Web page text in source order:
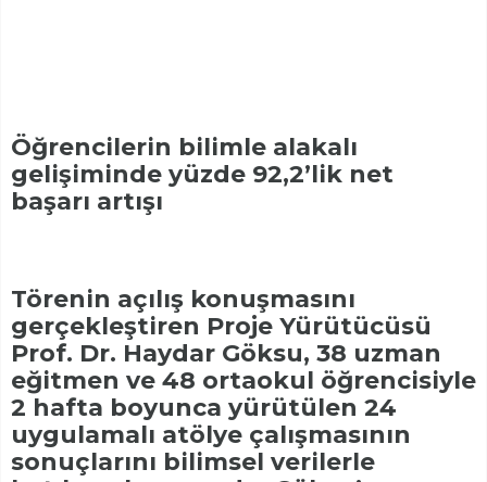
Öğrencilerin bilimle alakalı
gelişiminde yüzde 92,2’lik net
başarı artışı
Törenin açılış konuşmasını
gerçekleştiren Proje Yürütücüsü
Prof. Dr. Haydar Göksu, 38 uzman
eğitmen ve 48 ortaokul öğrencisiyle
2 hafta boyunca yürütülen 24
uygulamalı atölye çalışmasının
sonuçlarını bilimsel verilerle